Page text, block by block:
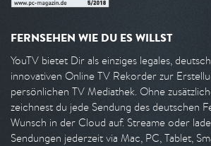
FERNSEHEN WIE DU ES WILLST
YouTV bietet Dir als einziges legales,
innovativen Online TV Rekorder zur
persönlichen TV Mediathek. Ohne
zeichnest du jede Sendung des deutschen
Wunsch in der Cloud auf. Streame oder
Sendungen jederzeit via Mac, PC, Tablet,